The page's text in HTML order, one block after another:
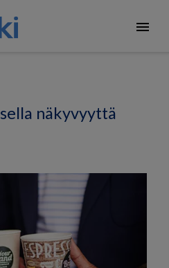
menu
näkyvyyttä